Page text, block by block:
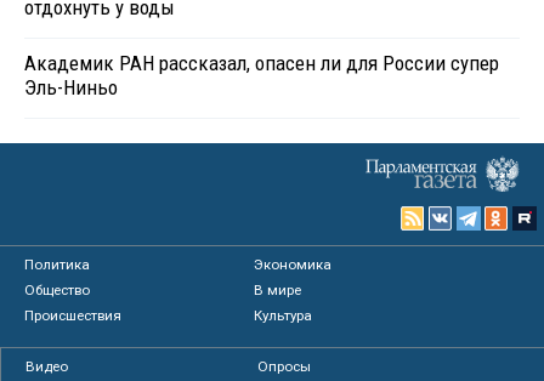
отдохнуть у воды
Академик РАН рассказал, опасен ли для России супер
Эль-Ниньо
Политика
Экономика
Общество
В мире
Происшествия
Культура
Видео
Опросы